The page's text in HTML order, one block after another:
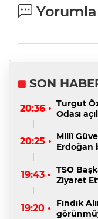
SON
20:36 • Turgut
Odası
20:25 • Millî
Erdoğan
19:43 • TSO
Ziyaret
19:20 •
Fındık